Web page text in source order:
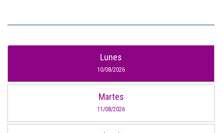
Lunes
10/08/2026
Martes
11/08/2026